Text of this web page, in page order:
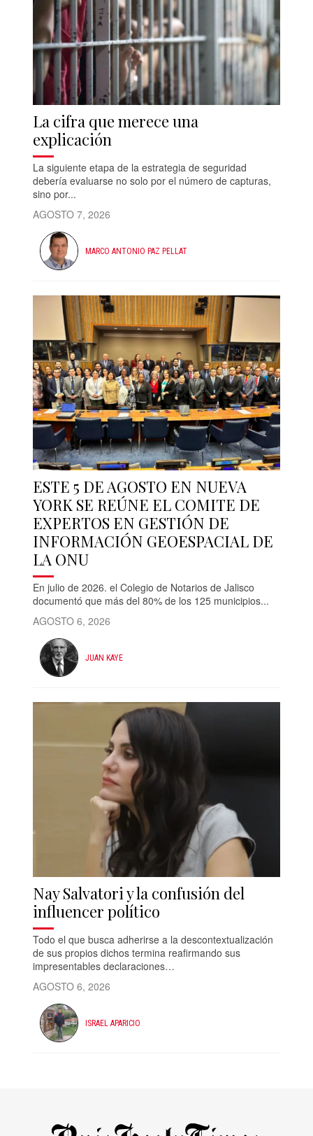
La cifra que merece una
explicación
La siguiente etapa de la estrategia de seguridad
debería evaluarse no solo por el número de capturas,
sino por...
AGOSTO 7, 2026
MARCO ANTONIO PAZ PELLAT
ESTE 5 DE AGOSTO EN NUEVA
YORK SE REÚNE EL COMITE DE
EXPERTOS EN GESTIÓN DE
INFORMACIÓN GEOESPACIAL DE
LA ONU
En julio de 2026. el Colegio de Notarios de Jalisco
documentó que más del 80% de los 125 municipios...
AGOSTO 6, 2026
JUAN KAYE
Nay Salvatori y la confusión del
influencer político
Todo el que busca adherirse a la descontextualización
de sus propios dichos termina reafirmando sus
impresentables declaraciones…
AGOSTO 6, 2026
ISRAEL APARICIO